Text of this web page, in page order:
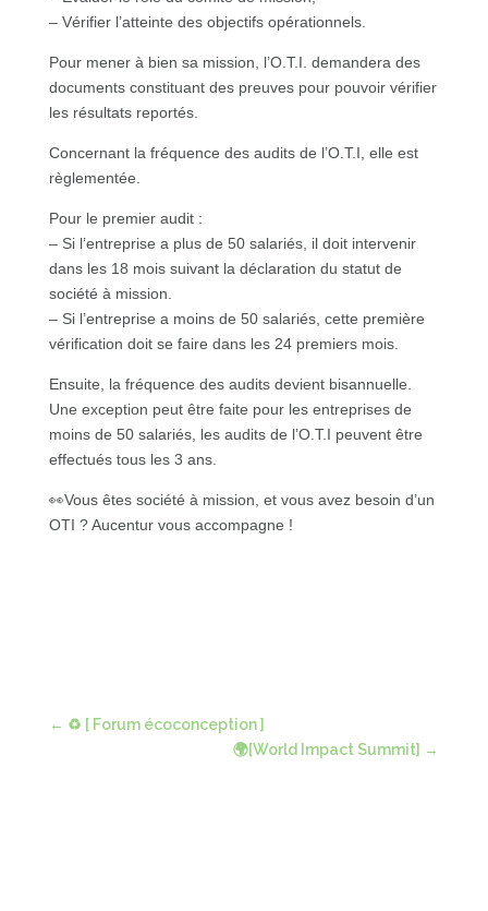
– Vérifier l’atteinte des objectifs opérationnels.
Pour mener à bien sa mission, l’O.T.I. demandera des
documents constituant des preuves pour pouvoir vérifier
les résultats reportés.
Concernant la fréquence des audits de l’O.T.I, elle est
règlementée.
Pour le premier audit :
– Si l’entreprise a plus de 50 salariés, il doit intervenir
dans les 18 mois suivant la déclaration du statut de
société à mission.
– Si l’entreprise a moins de 50 salariés, cette première
vérification doit se faire dans les 24 premiers mois.
Ensuite, la fréquence des audits devient bisannuelle.
Une exception peut être faite pour les entreprises de
moins de 50 salariés, les audits de l’O.T.I peuvent être
effectués tous les 3 ans.
👀Vous êtes société à mission, et vous avez besoin d’un
OTI ? Aucentur vous accompagne !
← ♻ [ Forum écoconception ]
🌍[World Impact Summit] →